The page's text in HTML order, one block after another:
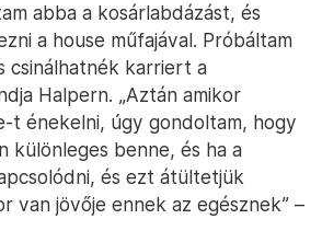
abba a kosárlabdázást, és
a house műfajával. Próbáltam
csinálhatnék karriert a
Halpern. „Aztán amikor
t énekelni, úgy gondoltam, hogy
különleges benne, és ha a
és ezt átültetjük
van jövője ennek az egésznek” –